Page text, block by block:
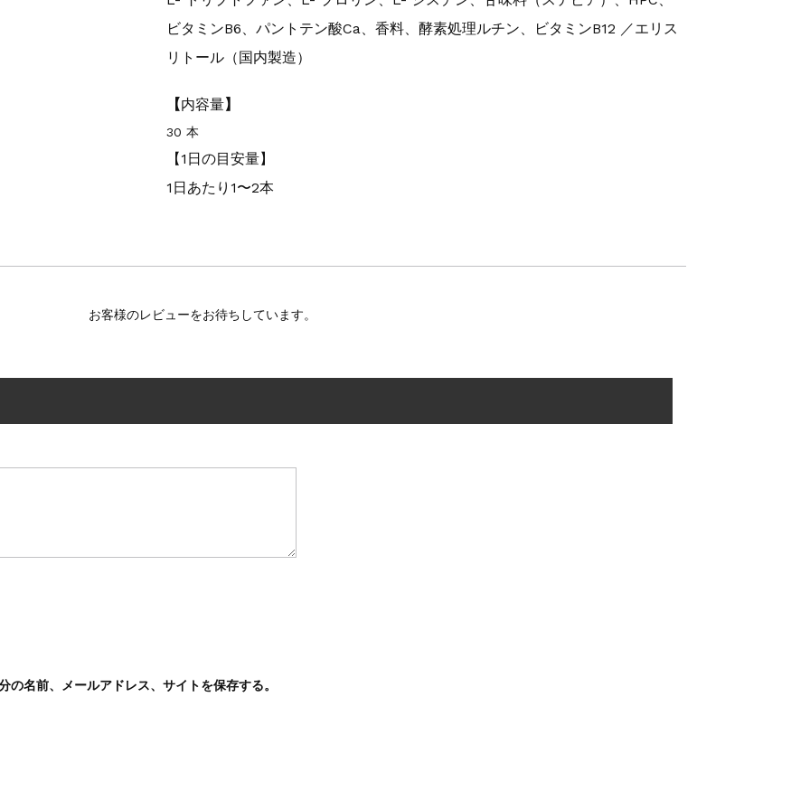
ビタミンB6、パントテン酸Ca、香料、酵素処理ルチン、ビタミンB12 ／エリス
リトール（国内製造）
【内容量】
30 本
【1日の目安量】
1日あたり1〜2本
お客様のレビューをお待ちしています。
名前、メールアドレス、サイトを保存する。